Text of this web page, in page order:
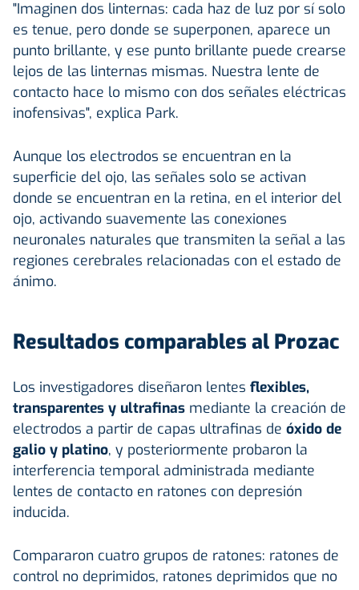
"Imaginen dos linternas: cada haz de luz por sí solo
es tenue, pero donde se superponen, aparece un
punto brillante, y ese punto brillante puede crearse
lejos de las linternas mismas. Nuestra lente de
contacto hace lo mismo con dos señales eléctricas
inofensivas", explica Park.
Aunque los electrodos se encuentran en la
superficie del ojo, las señales solo se activan
donde se encuentran en la retina, en el interior del
ojo, activando suavemente las conexiones
neuronales naturales que transmiten la señal a las
regiones cerebrales relacionadas con el estado de
ánimo.
Resultados comparables al Prozac
Los investigadores diseñaron lentes flexibles,
transparentes y ultrafinas mediante la creación de
electrodos a partir de capas ultrafinas de óxido de
galio y platino, y posteriormente probaron la
interferencia temporal administrada mediante
lentes de contacto en ratones con depresión
inducida.
Compararon cuatro grupos de ratones: ratones de
control no deprimidos, ratones deprimidos que no